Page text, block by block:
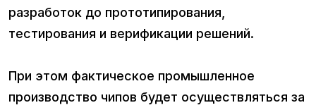
разработок до прототипирования,
тестирования и верификации решений.
При этом фактическое промышленное
производство чипов будет осуществляться за